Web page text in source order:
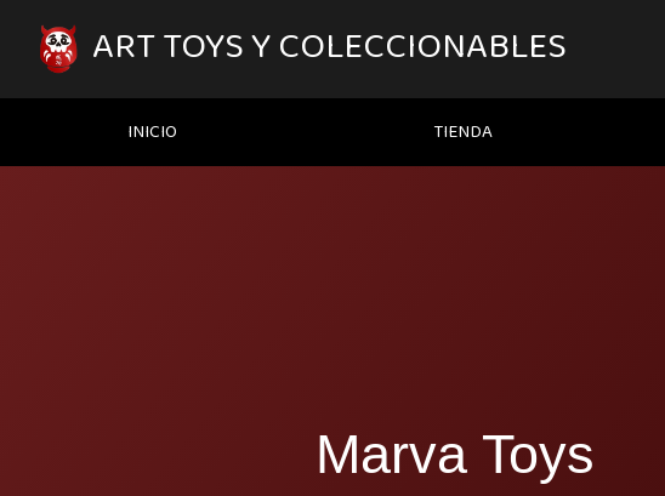
CONTENIDO ART TOYS Y COLECCIONABLES
INICIO TIENDA
Marva Toys